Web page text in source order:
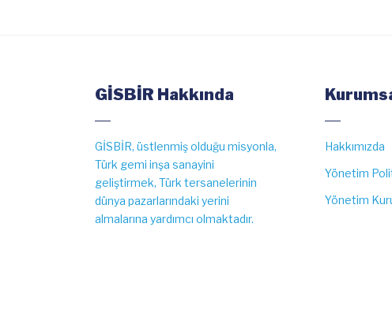
GİSBİR Hakkında
GİSBİR, üstlenmiş olduğu misyonla,
Türk gemi inşa sanayini
geliştirmek, Türk tersanelerinin
dünya pazarlarındaki yerini
almalarına yardımcı olmaktadır.
Hakkımızda
Yönetim
Yönetim